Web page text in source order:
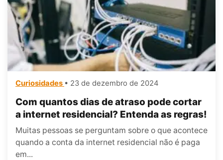
Curiosidades • 23 de dezembro de 2024
Com quantos dias de atraso pode cortar
a internet residencial? Entenda as regras!
Muitas pessoas se perguntam sobre o que acontece
quando a conta da internet residencial não é paga
em...